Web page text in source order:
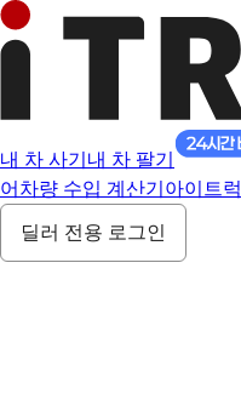
내 차 사기 내 차 팔기
어 차량 수입 계산기 아이트럭
딜러 전용 로그인